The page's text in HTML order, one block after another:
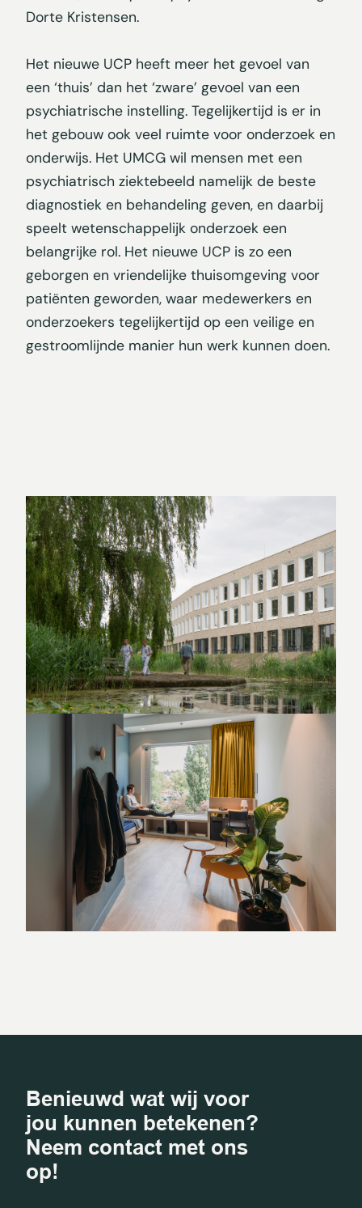
Dorte Kristensen.
Het nieuwe UCP heeft meer het gevoel van
een ‘thuis’ dan het ‘zware’ gevoel van een
psychiatrische instelling. Tegelijkertijd is er in
het gebouw ook veel ruimte voor onderzoek en
onderwijs. Het UMCG wil mensen met een
psychiatrisch ziektebeeld namelijk de beste
diagnostiek en behandeling geven, en daarbij
speelt wetenschappelijk onderzoek een
belangrijke rol. Het nieuwe UCP is zo een
geborgen en vriendelijke thuisomgeving voor
patiënten geworden, waar medewerkers en
onderzoekers tegelijkertijd op een veilige en
gestroomlijnde manier hun werk kunnen doen.
Benieuwd wat wij voor
jou kunnen betekenen?
Neem contact met ons
op!